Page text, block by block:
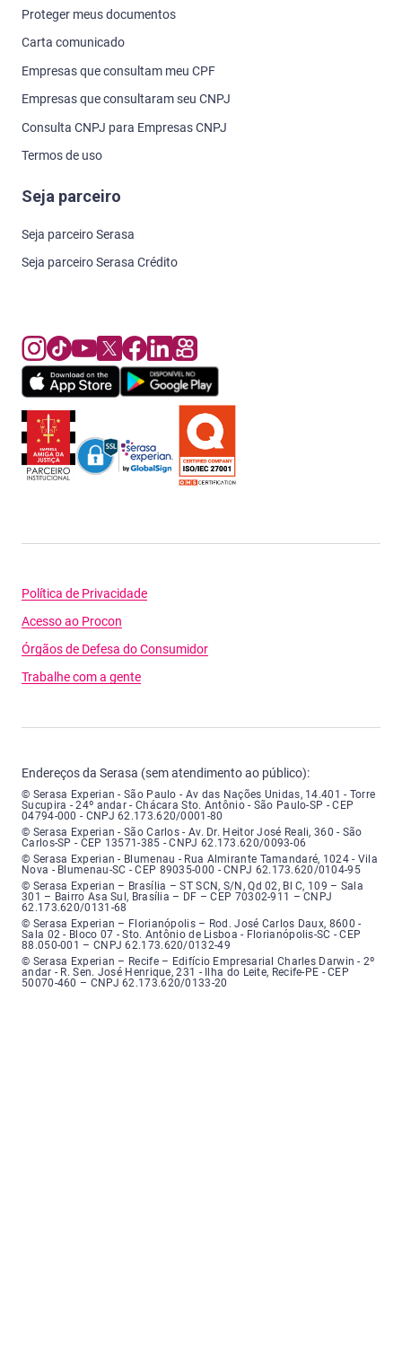
Proteger meus documentos
Carta comunicado
Empresas que consultam meu CPF
Empresas que consultaram seu CNPJ
Consulta CNPJ para Empresas CNPJ
Termos de uso
Seja parceiro
Seja parceiro Serasa
Seja parceiro Serasa Crédito
Política de Privacidade
Acesso ao Procon
Órgãos de Defesa do Consumidor
Trabalhe com a gente
Endereços da Serasa (sem atendimento ao público):
Serasa Experian - São Paulo - Endereço: Avenida das Nações Unidas,
© Serasa Experian - São Paulo - Av das Nações Unidas, 14.401 - Torre
Sucupira - 24º andar - Chácara Sto. Antônio - São Paulo-SP - CEP
04794-000 - CNPJ 62.173.620/0001-80
Serasa Experian - São Carlos - Endereço: Avenida Doutor Heitor José
© Serasa Experian - São Carlos - Av. Dr. Heitor José Reali, 360 - São
Carlos-SP - CEP 13571-385 - CNPJ 62.173.620/0093-06
Serasa Experian - Blumenau - Endereço: Rua Almirante Tamandaré,
© Serasa Experian - Blumenau - Rua Almirante Tamandaré, 1024 - Vila
Nova - Blumenau-SC - CEP 89035-000 - CNPJ 62.173.620/0104-95
Serasa Experian - Brasília, Endereço: Setor Comercial Norte, sem
© Serasa Experian – Brasília – ST SCN, S/N, Qd 02, Bl C, 109 – Sala
301 – Bairro Asa Sul, Brasília – DF – CEP 70302-911 – CNPJ
62.173.620/0131-68
Serasa Experian - Florianópolis, Endereço: Rodovia José Carlos, número
© Serasa Experian – Florianópolis – Rod. José Carlos Daux, 8600 -
Sala 02 - Bloco 07 - Sto. Antônio de Lisboa - Florianópolis-SC - CEP
88.050-001 – CNPJ 62.173.620/0132-49
Serasa Experian - Recife, Endereço: Edifício Empresarial Charles Darwin,
© Serasa Experian – Recife – Edifício Empresarial Charles Darwin - 2º
andar - R. Sen. José Henrique, 231 - Ilha do Leite, Recife-PE - CEP
50070-460 – CNPJ 62.173.620/0133-20